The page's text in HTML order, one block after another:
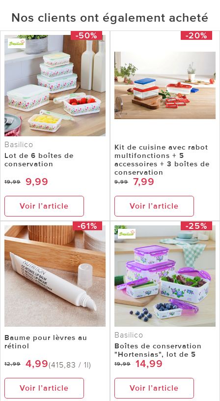
Nos clients ont également acheté
-50%
Basilico
Lot de 6 boîtes de
conservation
19,99 9,99
Voir l’article
-20%
Kit de cuisine avec rabot
multifonctions + 5
accessoires + 3 boîtes de
conservation
9,99 7,99
Voir l’article
-61%
Baume pour lèvres au
rétinol
12,99 4,99(415,83 / 1l)
Voir l’article
-25%
Basilico
Boîtes de conservation
"Hortensias", lot de 5
19,99 14,99
Voir l’article